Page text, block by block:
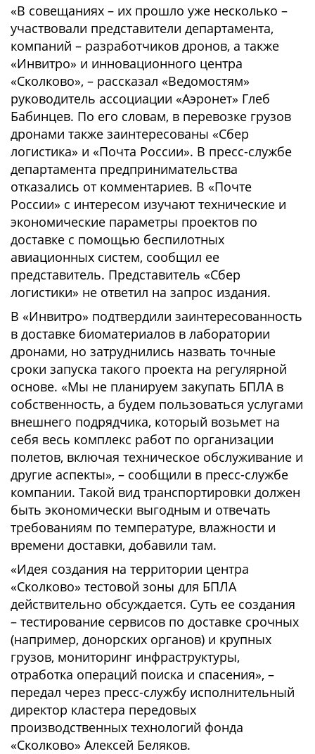
«В совещаниях – их прошло уже несколько –
участвовали представители департамента,
компаний – разработчиков дронов, а также
«Инвитро» и инновационного центра
«Сколково», – рассказал «Ведомостям»
руководитель ассоциации «Аэронет» Глеб
Бабинцев. По его словам, в перевозке грузов
дронами также заинтересованы «Сбер
логистика» и «Почта России». В пресс-службе
департамента предпринимательства
отказались от комментариев. В «Почте
России» с интересом изучают технические и
экономические параметры проектов по
доставке с помощью беспилотных
авиационных систем, сообщил ее
представитель. Представитель «Сбер
логистики» не ответил на запрос издания.
В «Инвитро» подтвердили заинтересованность
в доставке биоматериалов в лаборатории
дронами, но затруднились назвать точные
сроки запуска такого проекта на регулярной
основе. «Мы не планируем закупать БПЛА в
собственность, а будем пользоваться услугами
внешнего подрядчика, который возьмет на
себя весь комплекс работ по организации
полетов, включая техническое обслуживание и
другие аспекты», – сообщили в пресс-службе
компании. Такой вид транспортировки должен
быть экономически выгодным и отвечать
требованиям по температуре, влажности и
времени доставки, добавили там.
«Идея создания на территории центра
«Сколково» тестовой зоны для БПЛА
действительно обсуждается. Суть ее создания
– тестирование сервисов по доставке срочных
(например, донорских органов) и крупных
грузов, мониторинг инфраструктуры,
отработка операций поиска и спасения», –
передал через пресс-службу исполнительный
директор кластера передовых
производственных технологий фонда
«Сколково» Алексей Беляков.